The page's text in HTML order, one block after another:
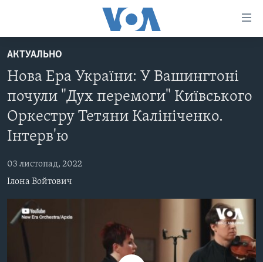
до
матеріалу
Перейти
меню
сторінки
до
Пошуку
АКТУАЛЬНО
СВІТ
США
УКРАЇНА
ВІЙНА - ЦЕ ОСОБИСТЕ
НАУКА
АНАЛІТИКА
ПОЛІТИКА В США
АДМІНІСТРАЦІЯ ПРЕЗИДЕНТА ТРАМПА: ПЕРШІ 100
ДНІВ
УКРАЇНЦІ В АМЕРИЦІ
УКРАЇНА
ІНТЕРВ'Ю
БОРОТЬБА З ДЕЗІНФОРМАЦІЄЮ
АКТУАЛЬНО
Нова Ера України: У Вашингтоні
почули "Дух перемоги" Київського
Оркестру Тетяни Калініченко.
Інтерв'ю
03 листопад, 2022
Ілона Войтович